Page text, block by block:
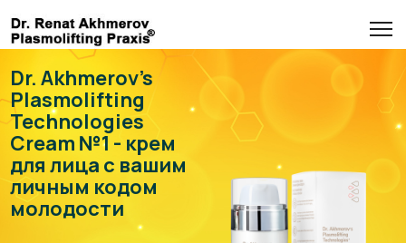
Dr. Akhmerov's
Plasmolifting
Technologies
Cream №1 - крем
для лица с вашим
личным кодом
молодости